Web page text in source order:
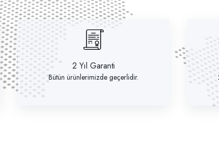
2 Yıl Garanti
Bütün ürünlerimizde geçerlidir.